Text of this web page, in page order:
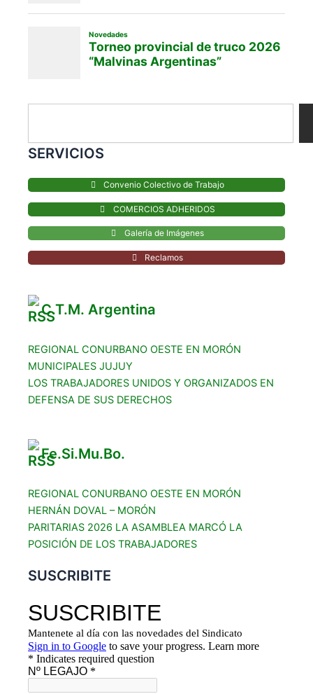
SERVICIOS
Convenio Colectivo de Trabajo
COMERCIOS ADHERIDOS
Galería de Imágenes
Reclamos
C.T.M. Argentina
REGIONAL CONURBANO OESTE EN MORÓN
MUNICIPALES JUJUY
LOS TRABAJADORES UNIDOS Y ORGANIZADOS EN
DEFENSA DE SUS DERECHOS
Fe.Si.Mu.Bo.
REGIONAL CONURBANO OESTE EN MORÓN
HERNÁN DOVAL – MORÓN
PARITARIAS 2026 LA ASAMBLEA MARCÓ LA
POSICIÓN DE LOS TRABAJADORES
SUSCRIBITE